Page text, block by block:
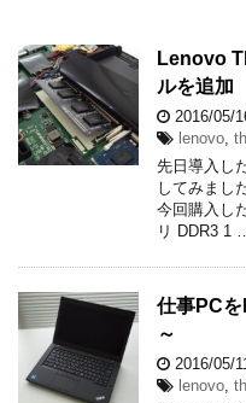
Lenovo
ルを追加
2016/05/
lenovo,
先日導入し
してみまし
今回購入し
リ DDR3 1
仕事PC
～
2016/05/
lenovo,